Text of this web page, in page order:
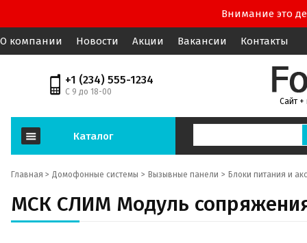
Внимание это
О компании Новости Акции Вакансии Контакты
+1 (234) 555-1234
С 9 до 18-00
Сайт +
Каталог
Главная > Домофонные системы Вызывные панели Блоки питания и
МСК СЛИМ Модуль